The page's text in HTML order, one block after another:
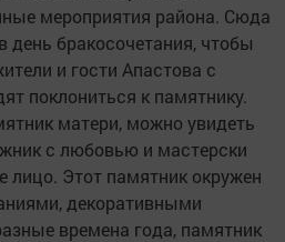
мероприятия района. Сюда
бракосочетания, чтобы
и гости Апастова с
поклониться к памятнику.
матери, можно увидеть
с любовью и мастерски
лицо. Этот памятник окружен
декоративными
времена года, памятник